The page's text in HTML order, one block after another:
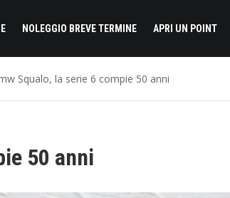
NOLEGGIO BREVE TERMINE APRI UN POINT
Squalo, la serie 6 compie 50 anni
50 anni